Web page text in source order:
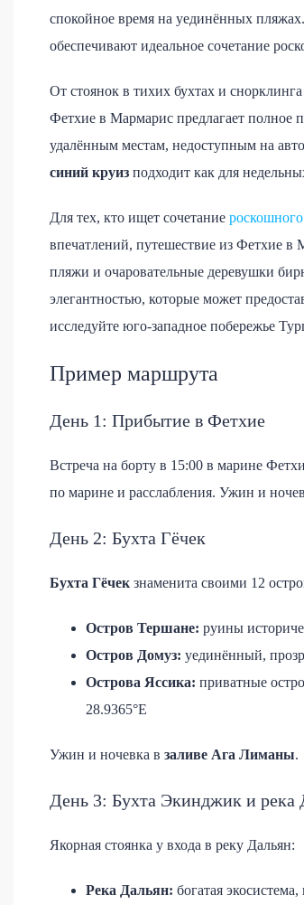
спокойное время на уединённых
обеспечивают идеальное сочетание
От стоянок в тихих бухтах и
Фетхие в Мармарис предлагает полное
удалённым местам, недоступным на
синий круиз подходит как для
Для тех, кто ищет сочетание роскошного
впечатлений, путешествие из Фетхие
пляжи и очаровательные деревушки
элегантностью, которые может
исследуйте юго-западное побережье
Пример маршрута
День 1: Прибытие в Фетхие
Встреча на борту в 15:00 в марине
по марине и расслабления. Ужин и
День 2: Бухта Гёчек
Бухта Гёчек знаменита своими 12
Остров Тершане: руины
Остров Домуз: уединённый,
Острова Яссика: приватные
28.9365°E
Ужин и ночевка в заливе Ага Лиманы.
День 3: Бухта Экинджик и река
Якорная стоянка у входа в реку Дальян:
Река Дальян: богатая